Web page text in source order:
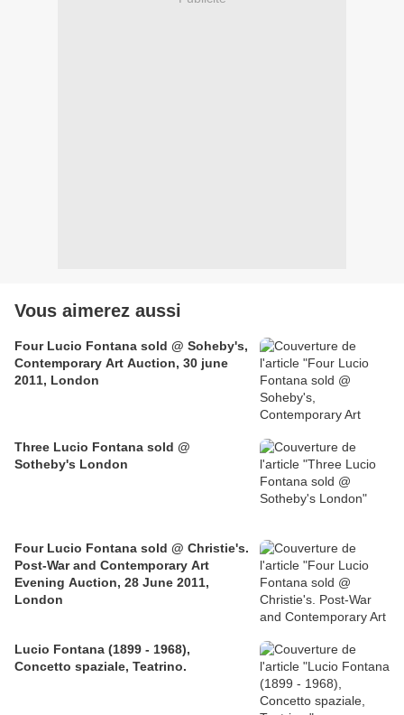
Vous aimerez aussi
Four Lucio Fontana sold @ Soheby's,
Contemporary Art Auction, 30 june
2011, London
Three Lucio Fontana sold @
Sotheby's London
Four Lucio Fontana sold @ Christie's.
Post-War and Contemporary Art
Evening Auction, 28 June 2011,
London
Lucio Fontana (1899 - 1968),
Concetto spaziale, Teatrino.